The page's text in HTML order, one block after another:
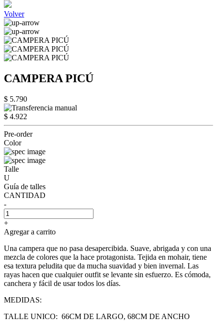
Volver
CAMPERA PICÚ
$ 5.790
$ 4.922
Pre-order
Color
Talle
U
Guía de talles
CANTIDAD
-
+
Agregar a carrito
Una campera que no pasa desapercibida. Suave, abrigada y con una
mezcla de colores que la hace protagonista. Tejida en mohair, tiene
esa textura peludita que da mucha suavidad y bien invernal. Las
rayas hacen que cualquier outfit se levante sin esfuerzo. Es cómoda,
canchera y fácil de usar todos los días.
MEDIDAS:
TALLE UNICO: 66CM DE LARGO, 68CM DE ANCHO